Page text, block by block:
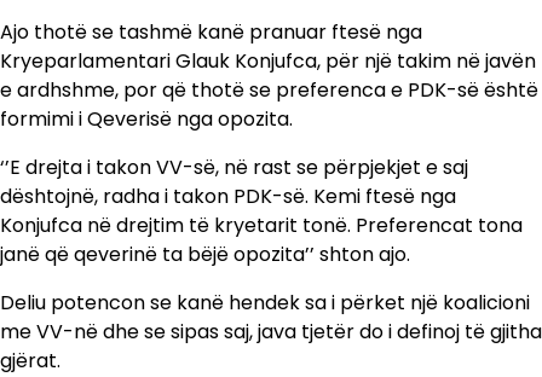
Ajo thotë se tashmë kanë pranuar ftesë nga
Kryeparlamentari Glauk Konjufca, për një takim në javën
e ardhshme, por që thotë se preferenca e PDK-së është
formimi i Qeverisë nga opozita.
‘’E drejta i takon VV-së, në rast se përpjekjet e saj
dështojnë, radha i takon PDK-së. Kemi ftesë nga
Konjufca në drejtim të kryetarit tonë. Preferencat tona
janë që qeverinë ta bëjë opozita’’ shton ajo.
Deliu potencon se kanë hendek sa i përket një koalicioni
me VV-në dhe se sipas saj, java tjetër do i definoj të gjitha
gjërat.